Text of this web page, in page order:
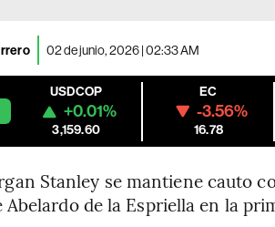
02 de junio, 2026 | 02:33 AM
USDCOP
+0.01%
3,159.60
EC
-3.56%
16.78
Stanley se mantiene cauto
de la Espriella en la